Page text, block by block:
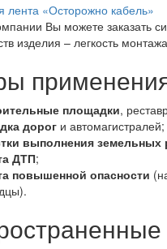
лента «Осторожно кабель»
Вы можете заказать
изделия – легкость
площадки,
дороги автомагистралей;
выполнения земельных
ДТП;
повышенной опасности